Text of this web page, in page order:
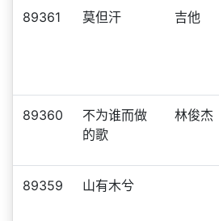
89361 莫但汗 吉他
89360
不为谁而做
的歌
林俊杰
89359 山有木兮